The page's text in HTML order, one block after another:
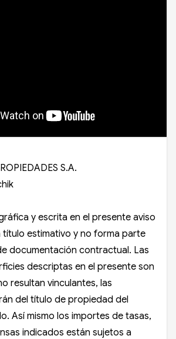
S.A.
y escrita en el presente aviso
título estimativo y no forma parte
documentación contractual. Las
descriptas en el presente son
resultan vinculantes, las
del título de propiedad del
Así mismo los importes de tasas,
indicados están sujetos a